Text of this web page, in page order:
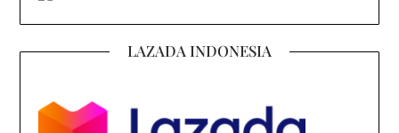
LAZADA INDONESIA